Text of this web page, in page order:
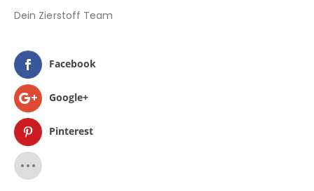
Dein Zierstoff Team
Facebook
Google+
Pinterest